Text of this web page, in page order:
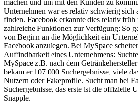
machen und um mit den Kunden zu
Unternehmen war es relativ schwierig sich
finden. Facebook erkannte dies relativ früh
zahlreiche Funktionen zur Verfügung: So
von Beginn an die Möglichkeit ein
Facebook anzulegen. Bei MySpace
Auffindbarkeit eines Unternehmens:
MySpace z.B. nach dem
bekam er 107.000 Suchergebnisse, viele
Nutzern oder Fakeprofile. Sucht man bei
Suchergebnisse, das erste ist die offizielle
Snapple.